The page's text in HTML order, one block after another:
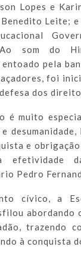
Lopes e
Leite; e
som do
pela
foi
dos
é muito
desumanidade,
e
da
Pedro
cívico, a
abordando
trazendo
à conquista